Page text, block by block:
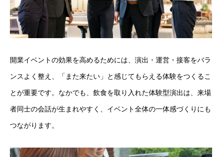
開業イベントの効果を高めるためには、演出・運営・接客をバラ
ンスよく整え、「また来たい」と感じてもらえる体験をつくるこ
とが重要です。なかでも、飲食を取り入れた体験型演出は、来場
者同士の会話が生まれやすく、イベント全体の一体感づくりにも
つながります。